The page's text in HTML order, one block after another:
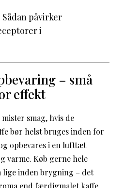
påvirker
i
– små
effekt
smag, hvis de
bør helst bruges inden for
opbevares i en lufttæt
varme. Køb gerne hele
inden brygning – det
end færdigmalet kaffe.